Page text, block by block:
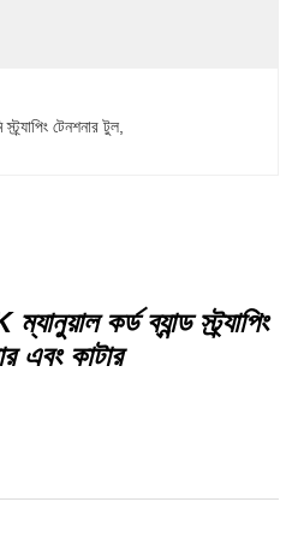
টেনশনার টুল
কর্ড ব্যান্ড স্ট্র্যাপিং
এবং কাটার